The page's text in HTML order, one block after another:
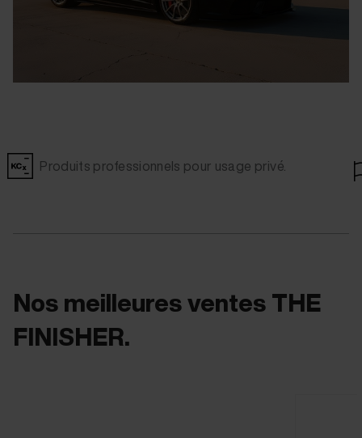
Produits professionnels pour usage privé.
Nos meilleures ventes THE
FINISHER.